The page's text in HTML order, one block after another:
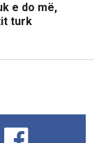
e do më,
turk